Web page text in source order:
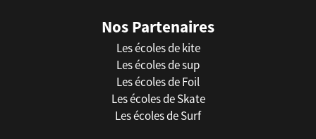
Nos Partenaires
Les écoles de kite
Les écoles de sup
Les écoles de Foil
Les écoles de Skate
Les écoles de Surf